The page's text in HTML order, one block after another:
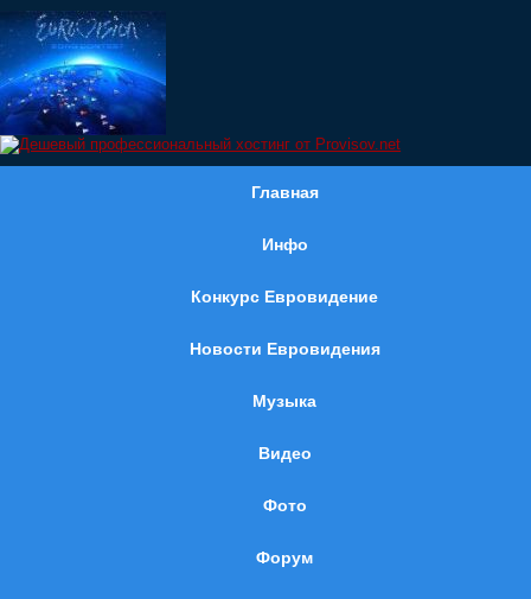
Главная
Инфо
Конкурс Евровидение
Новости Евровидения
Музыка
Видео
Фото
Форум